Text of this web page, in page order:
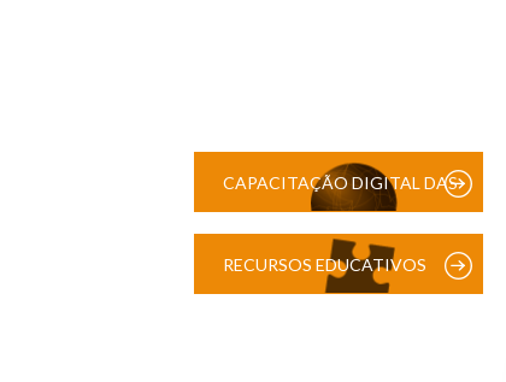
CAPACITAÇÃO DIGITAL DAS
RECURSOS EDUCATIVOS